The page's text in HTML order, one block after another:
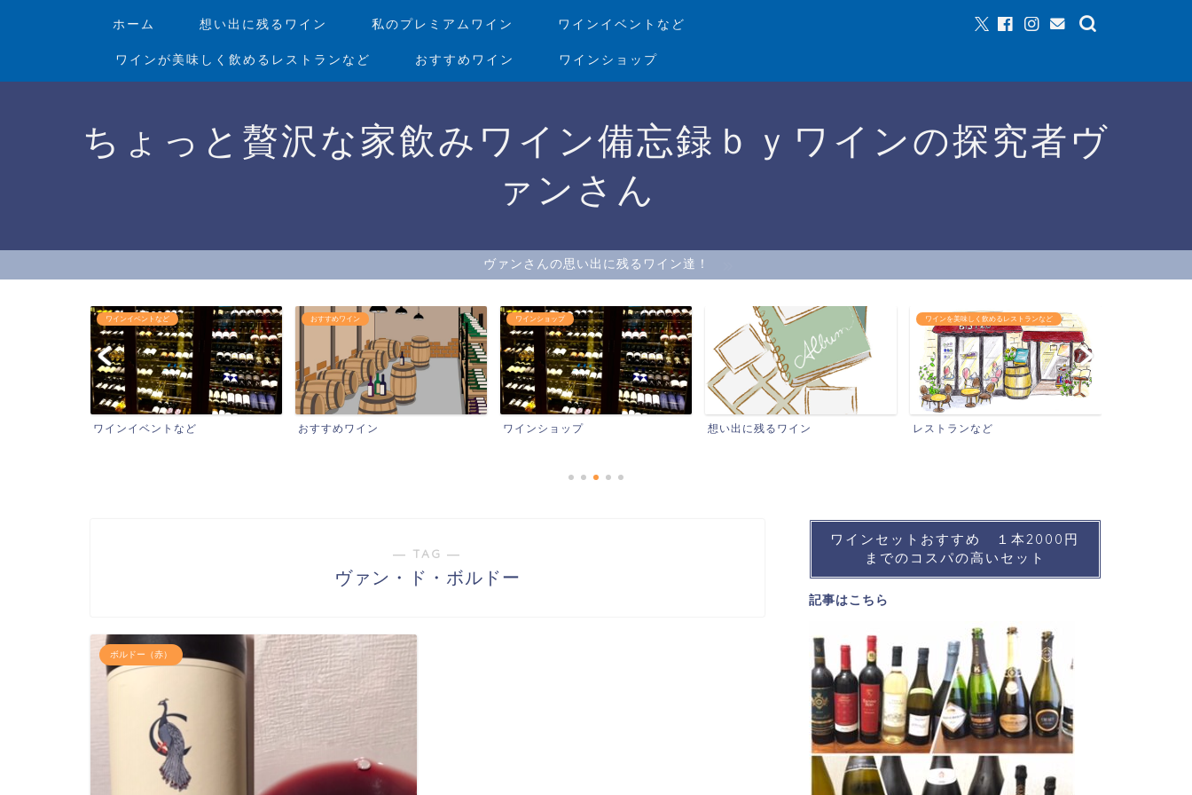
ホーム 想い出に残るワイン 私のプレミアムワイン ワインイベントなど
ワインが美味しく飲めるレストランなど おすすめワイン ワインショップ
ちょっと贅沢な家飲みワイン備忘録ｂｙワインの探究者ヴ
ァンさん
ヴァンさんの思い出に残るワイン達！
ワインイベントなど
ワインイベントなど
おすすめワイン
おすすめワイン
ワインショップ
ワインショップ 想い出に残るワイン
ワインを美味しく飲めるレストランなど
レストランなど
― TAG ―
ヴァン・ド・ボルドー
ボルドー（赤）
ワインセットおすすめ １本2000円
までのコスパの高いセット
記事はこちら